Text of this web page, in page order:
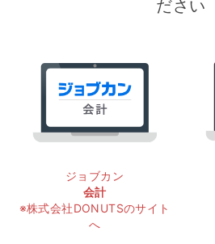
ださい
ジョブカン
会計
※株式会社DONUTSのサイト
へ